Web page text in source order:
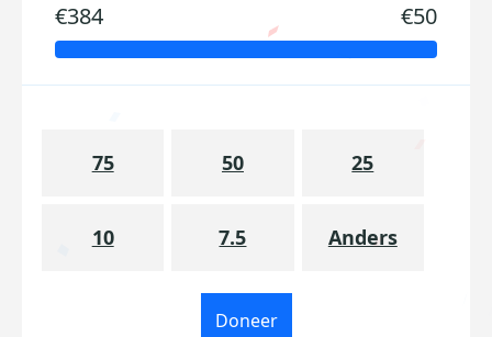
€384 €50
75 50 25
10 7.5 Anders
Doneer